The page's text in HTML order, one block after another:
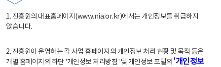
1. 진흥원의 대표홈페이지(www.nia.or.kr)에서는 개인정보를 취급하지
않습니다.
2. 진흥원이 운영하는 각 사업 홈페이지의 개인정보 처리 현황 및 목적 등은
개별 홈페이지의 하단 '개인정보 처리방침' 및 개인정보 포털의 '개인정보